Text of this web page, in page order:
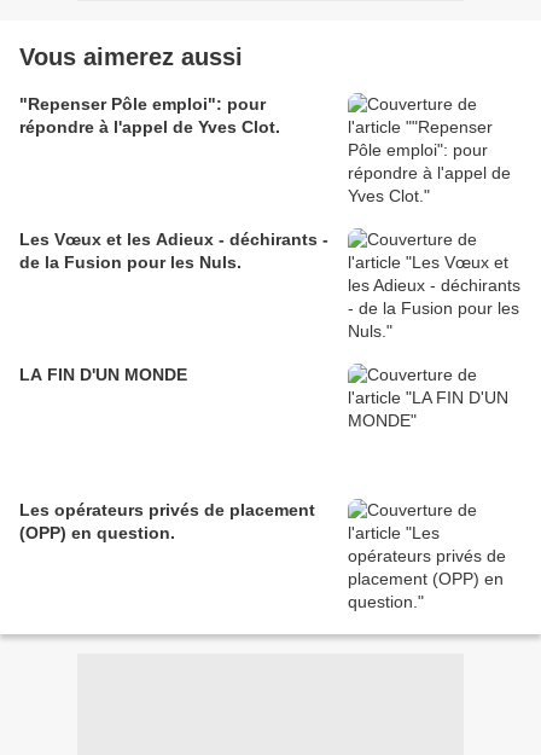
Vous aimerez aussi
"Repenser Pôle emploi": pour
répondre à l'appel de Yves Clot.
Les Vœux et les Adieux - déchirants -
de la Fusion pour les Nuls.
LA FIN D'UN MONDE
Les opérateurs privés de placement
(OPP) en question.